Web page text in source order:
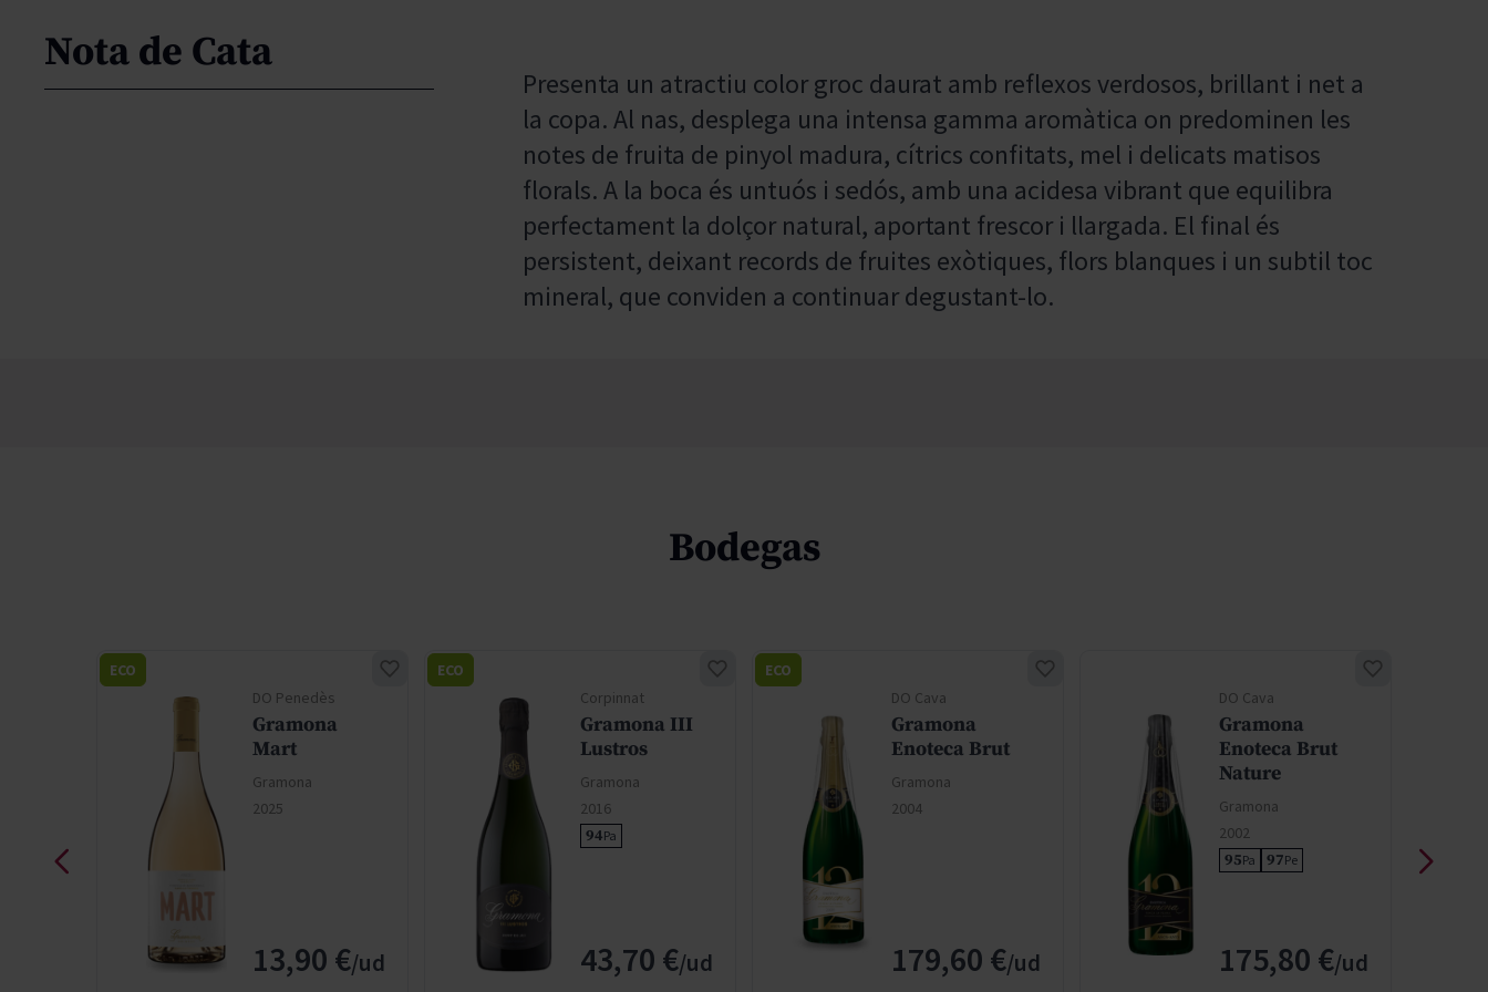
Nota de Cata
Presenta un atractiu color groc daurat amb reflexos verdosos, brillant i net a
la copa. Al nas, desplega una intensa gamma aromàtica on predominen les
notes de fruita de pinyol madura, cítrics confitats, mel i delicats matisos
florals. A la boca és untuós i sedós, amb una acidesa vibrant que equilibra
perfectament la dolçor natural, aportant frescor i llargada. El final és
persistent, deixant records de fruites exòtiques, flors blanques i un subtil toc
mineral, que conviden a continuar degustant-lo.
Bodegas
DO Penedès
Gramona
Mart
Gramona
2025
13,90 €
ECO
Corpinnat
Gramona III
Lustros
Gramona
2016
94Pa
43,70 €
ECO
DO Cava
Gramona
Enoteca Brut
Gramona
2004
179,60 €
ECO
DO Cava
Gramona
Enoteca Brut
Nature
Gramona
2002
95Pa 97Pe
175,80 €